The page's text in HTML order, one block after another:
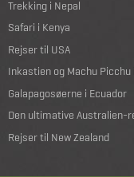
Trekking i Nepal
Safari i Kenya
Rejser til USA
Inkastien og Machu Picchu
Galapagosøerne i Ecuador
Den ultimative Australien-
Rejser til New Zealand